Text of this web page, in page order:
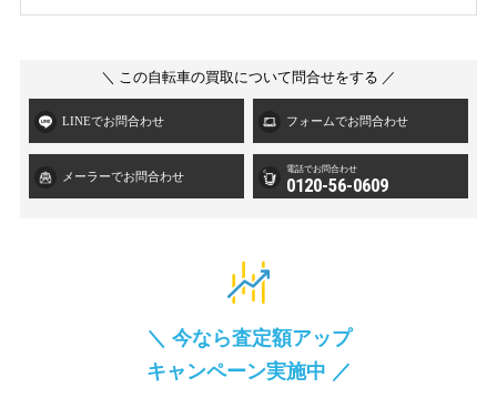
＼ この自転車の買取について問合せをする ／
LINEでお問合わせ フォームでお問合わせ
メーラーでお問合わせ 電話でお問合わせ
0120-56-0609
＼ 今なら査定額アップ
キャンペーン実施中 ／